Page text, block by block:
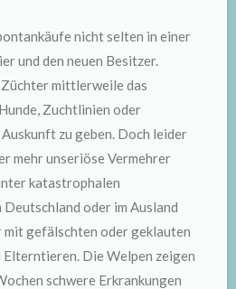
nicht selten in einer
und den neuen Besitzer.
mittlerweile das
Zuchtlinien oder
zu geben. Doch leider
mehr unseriöse Vermehrer
katastrophalen
oder im Ausland
gefälschten oder geklauten
Elterntieren. Die Welpen zeigen
schwere Erkrankungen